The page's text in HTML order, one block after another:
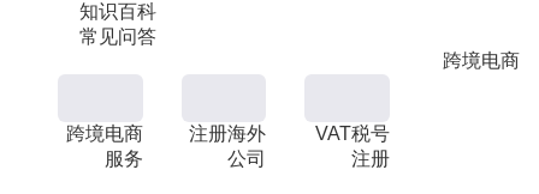
知识百科
常见问答
跨境电商
跨境电商
服务
注册海外
公司
VAT税号
注册